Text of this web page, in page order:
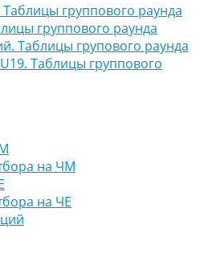
группового раунда
группового раунда
Таблицы групового раунда
Таблицы группового
на ЧМ
на ЧЕ